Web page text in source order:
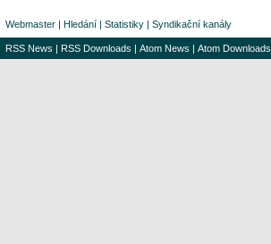
Webmaster | Hledání | Statistiky | Syndikační kanály
RSS News | RSS Downloads | Atom News | Atom Downloads